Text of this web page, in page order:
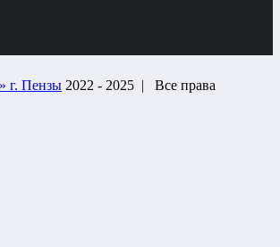
г. Пензы 2022 - 2025 | Все права